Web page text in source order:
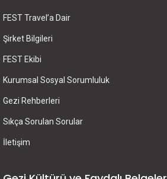
FEST Travel’a Dair
Şirket Bilgileri
FEST Ekibi
Kurumsal Sosyal Sorumluluk
Gezi Rehberleri
Sıkça Sorulan Sorular
İletişim